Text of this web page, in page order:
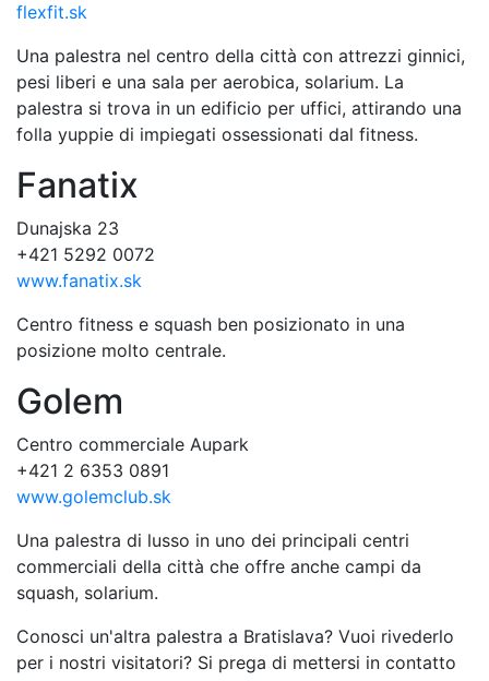
flexfit.sk
Una palestra nel centro della città con attrezzi ginnici,
pesi liberi e una sala per aerobica, solarium. La
palestra si trova in un edificio per uffici, attirando una
folla yuppie di impiegati ossessionati dal fitness.
Fanatix
Dunajska 23
+421 5292 0072
www.fanatix.sk
Centro fitness e squash ben posizionato in una
posizione molto centrale.
Golem
Centro commerciale Aupark
+421 2 6353 0891
www.golemclub.sk
Una palestra di lusso in uno dei principali centri
commerciali della città che offre anche campi da
squash, solarium.
Conosci un'altra palestra a Bratislava? Vuoi rivederlo
per i nostri visitatori? Si prega di mettersi in contatto